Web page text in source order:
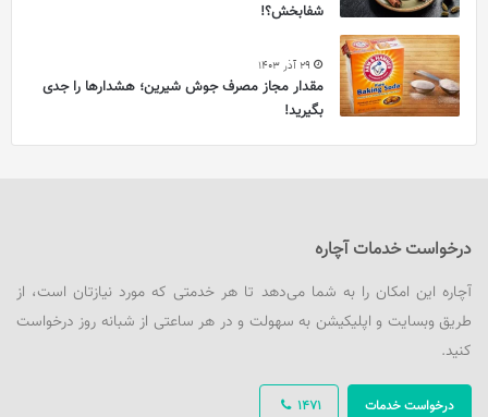
شفابخش؟!
29 آذر 1403
مقدار مجاز مصرف جوش شیرین؛ هشدارها را جدی
بگیرید!
درخواست خدمات آچاره
آچاره این امکان را به شما می‌دهد تا هر خدمتی که مورد نیازتان است، از
طریق وبسایت و اپلیکیشن به سهولت و در هر ساعتی از شبانه روز درخواست
کنید.
1471 درخواست خدمات